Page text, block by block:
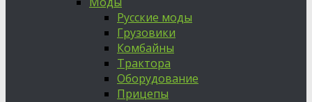
Русские моды
Грузовики
Комбайны
Трактора
Оборудование
Прицепы